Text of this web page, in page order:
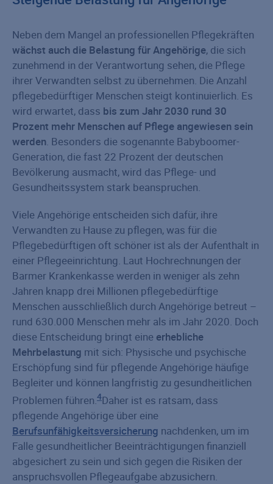
Neben dem Mangel an professionellen Pflegekräften
wächst auch die Belastung für Angehörige, die sich
zunehmend in der Verantwortung sehen, die Pflege
ihrer Verwandten selbst zu übernehmen. Die Anzahl
pflegebedürftiger Menschen steigt kontinuierlich. Es
wird erwartet, dass bis zum Jahr 2030 rund 30
Prozent mehr Menschen auf Pflege angewiesen sein
werden. Besonders die sogenannte Babyboomer-
Generation, die fast 22 Prozent der deutschen
Bevölkerung ausmacht, wird das Pflege- und
Gesundheitssystem stark beanspruchen.
Viele Angehörige entscheiden sich dafür, ihre
Verwandten zu Hause zu pflegen, was für die
Pflegebedürftigen oft schöner ist als der Aufenthalt in
einer Pflegeeinrichtung. Laut Hochrechnungen der
Barmer Krankenkasse werden in weniger als zehn
Jahren knapp drei Millionen pflegebedürftige
Menschen ausschließlich durch Angehörige betreut –
rund 630.000 Menschen mehr als im Jahr 2020. Doch
diese Entscheidung bringt eine erhebliche
Mehrbelastung mit sich: Physische und psychische
Erschöpfung sind für pflegende Angehörige häufige
Begleiter und können langfristig zu gesundheitlichen
Problemen führen.4Daher ist es ratsam, dass
pflegende Angehörige über eine
Berufsunfähigkeitsversicherung nachdenken, um im
Falle gesundheitlicher Beeinträchtigungen finanziell
abgesichert zu sein und sich gegen die Risiken der
anspruchsvollen Pflegeaufgabe abzusichern.